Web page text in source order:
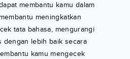
membantu kamu dalam
meningkatkan
tata bahasa, mengurangi
dengan lebih baik secara
kamu mengecek